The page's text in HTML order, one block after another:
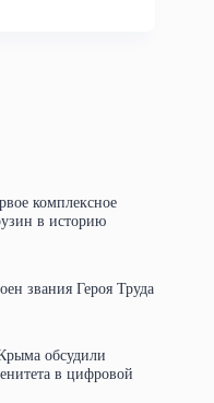
комплексное
в историю
звания Героя Труда
обсудили
в цифровой